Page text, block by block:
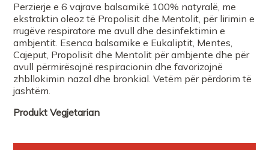
Perzierje e 6 vajrave balsamikë 100% natyralë, me
ekstraktin oleoz të Propolisit dhe Mentolit, për lirimin e
rrugëve respiratore me avull dhe desinfektimin e
ambjentit. Esenca balsamike e Eukaliptit, Mentes,
Cajeput, Propolisit dhe Mentolit për ambjente dhe për
avull përmirësojnë respiracionin dhe favorizojnë
zhbllokimin nazal dhe bronkial. Vetëm për përdorim të
jashtëm.
Produkt Vegjetarian